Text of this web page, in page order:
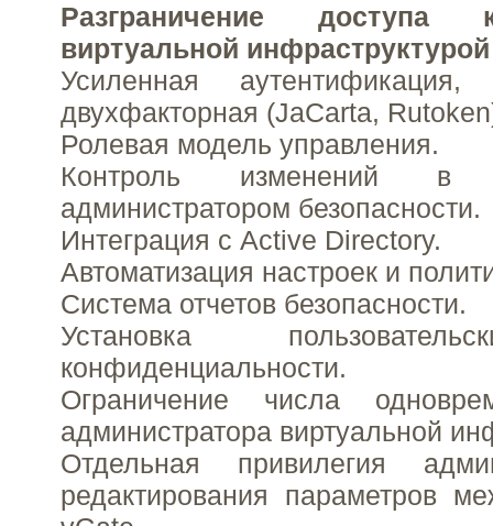
Разграничение доступа
виртуальной инфраструктурой
Усиленная
двухфакторная (JaCarta,
Ролевая модель управления.
Контроль изменений в
администратором безопасности.
Интеграция с Active Directory.
Автоматизация настроек и
Система отчетов безопасности.
Установка
конфиденциальности.
Ограничение числа
администратора виртуальной
Отдельная привилегия
редактирования параметров